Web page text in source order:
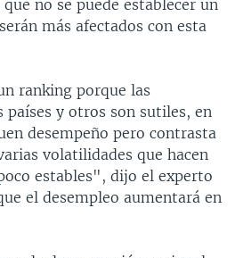
no se puede establecer un
más afectados con esta
ranking porque las
países y otros son sutiles, en
desempeño pero contrasta
volatilidades que hacen
estables", dijo el experto
el desempleo aumentará en